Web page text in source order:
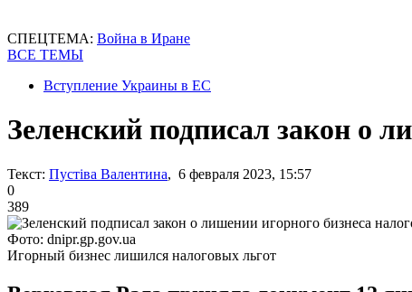
СПЕЦТЕМА: Война в Иране
ВСЕ ТЕМЫ
Вступление Украины в ЕС
Зеленский подписал закон о
Текст: Пустіва Валентина, 6 февраля 2023, 15:57
0
389
Фото: dnipr.gp.gov.ua
Игорный бизнес лишился налоговых льгот